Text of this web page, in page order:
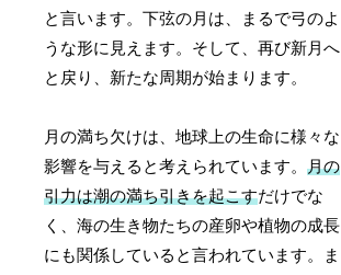
と言います。下弦の月は、まるで弓のよ
うな形に見えます。そして、再び新月へ
と戻り、新たな周期が始まります。
月の満ち欠けは、地球上の生命に様々な
影響を与えると考えられています。月の
引力は潮の満ち引きを起こすだけでな
く、海の生き物たちの産卵や植物の成長
にも関係していると言われています。ま